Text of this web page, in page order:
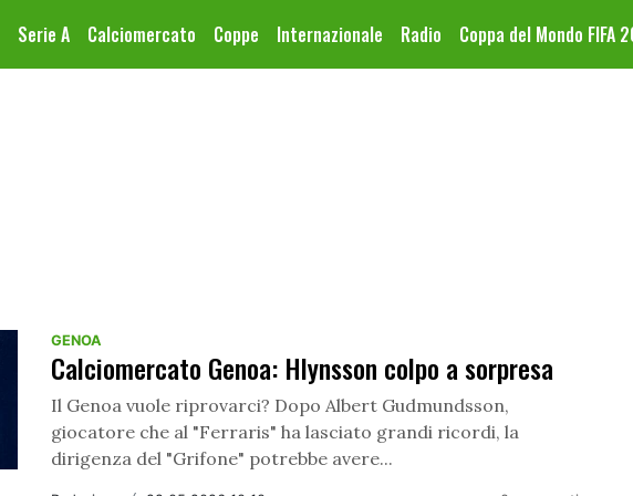
Serie A Calciomercato Coppe Internazionale Radio Coppa del Mondo FIFA
GENOA
Calciomercato Genoa: Hlynsson colpo a sorpresa
Il Genoa vuole riprovarci? Dopo Albert Gudmundsson,
giocatore che al "Ferraris" ha lasciato grandi ricordi, la
dirigenza del "Grifone" potrebbe avere...